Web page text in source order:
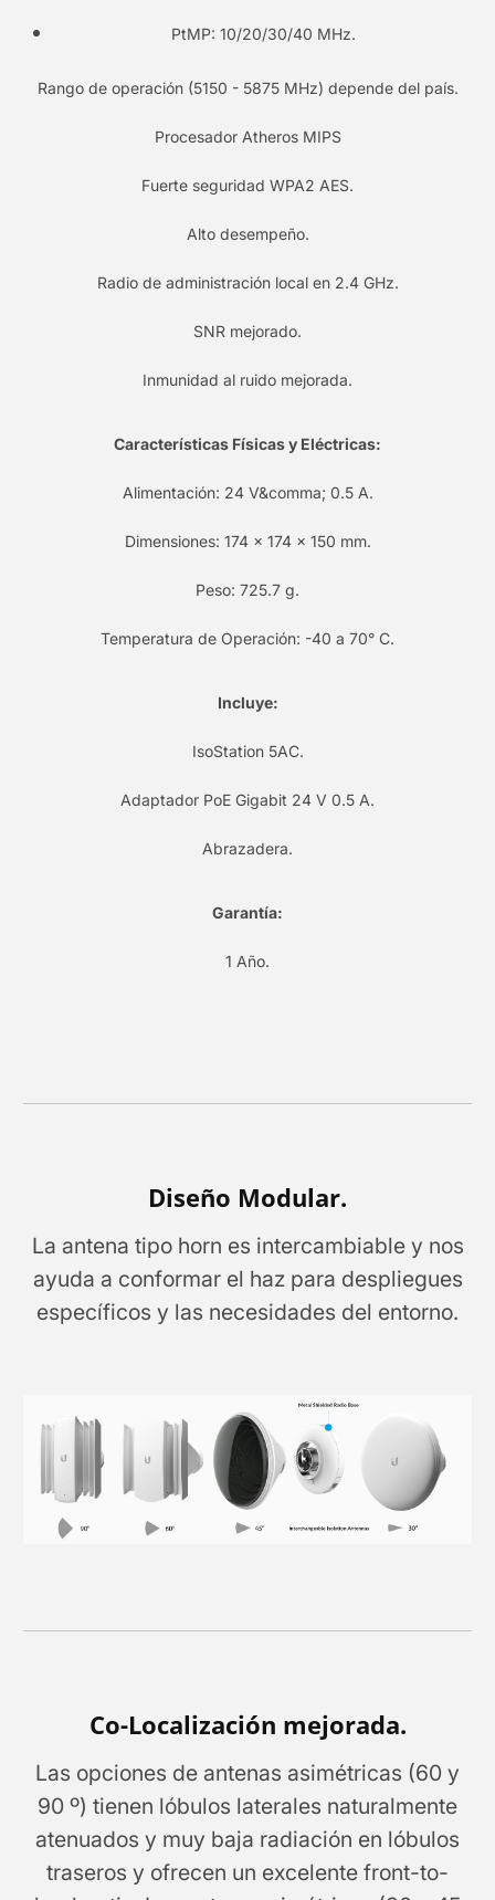
PtMP: 10/20/30/40 MHz.
Rango de operación (5150 - 5875 MHz) depende del país.
Procesador Atheros MIPS
Fuerte seguridad WPA2 AES.
Alto desempeño.
Radio de administración local en 2.4 GHz.
SNR mejorado.
Inmunidad al ruido mejorada.
Características Físicas y Eléctricas:
Alimentación: 24 V&comma; 0.5 A.
Dimensiones: 174 x 174 x 150 mm.
Peso: 725.7 g.
Temperatura de Operación: -40 a 70° C.
Incluye:
IsoStation 5AC.
Adaptador PoE Gigabit 24 V 0.5 A.
Abrazadera.
Garantía:
1 Año.
Diseño Modular.
La antena tipo horn es intercambiable y nos
ayuda a conformar el haz para despliegues
específicos y las necesidades del entorno.
Co-Localización mejorada.
Las opciones de antenas asimétricas (60 y
90 º) tienen lóbulos laterales naturalmente
atenuados y muy baja radiación en lóbulos
traseros y ofrecen un excelente front-to-